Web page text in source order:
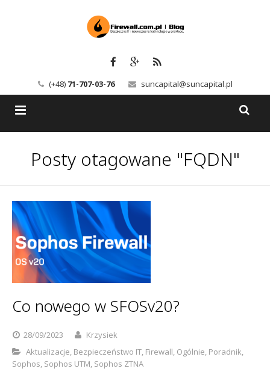
(+48) 71-707-03-76 suncapital@suncapital.pl
Backup-Solutions
Bezpieczeństwo IT
Kerio
Serwery pocztowe
Sophos
Usługi
Newsletter
Szkolenia
Kontakt
Polityka prywatności
Posty otagowane "FQDN"
Co nowego w SFOSv20?
28/09/2023
Krzysiek
Aktualizacje, Bezpieczeństwo IT, Firewall, Ogólnie, Poradnik,
Sophos, Sophos UTM, Sophos ZTNA